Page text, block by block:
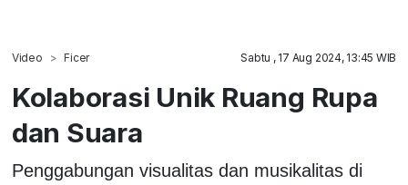
Video Ficer Sabtu , 17 Aug 2024, 13:45 WIB
Kolaborasi Unik Ruang Rupa
dan Suara
Penggabungan visualitas dan musikalitas di